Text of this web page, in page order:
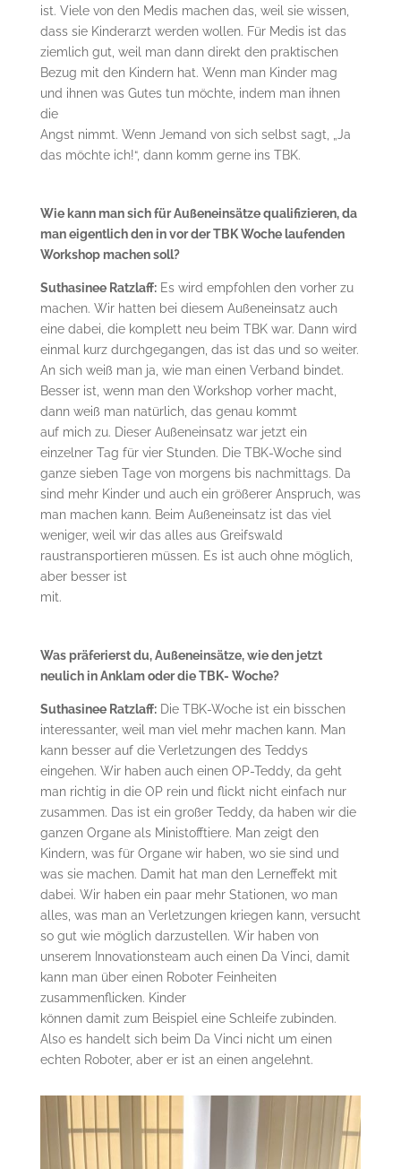
ist. Viele von den Medis machen das, weil sie wissen,
dass sie Kinderarzt werden wollen. Für Medis ist das
ziemlich gut, weil man dann direkt den praktischen
Bezug mit den Kindern hat. Wenn man Kinder mag
und ihnen was Gutes tun möchte, indem man ihnen
die
Angst nimmt. Wenn Jemand von sich selbst sagt, „Ja
das möchte ich!“, dann komm gerne ins TBK.
Wie kann man sich für Außeneinsätze qualifizieren, da
man eigentlich den in vor der TBK Woche laufenden
Workshop machen soll?
Suthasinee Ratzlaff:Es wird empfohlen den vorher zu
machen. Wir hatten bei diesem Außeneinsatz auch
eine dabei, die komplett neu beim TBK war. Dann wird
einmal kurz durchgegangen, das ist das und so weiter.
An sich weiß man ja, wie man einen Verband bindet.
Besser ist, wenn man den Workshop vorher macht,
dann weiß man natürlich, das genau kommt
auf mich zu. Dieser Außeneinsatz war jetzt ein
einzelner Tag für vier Stunden. Die TBK-Woche sind
ganze sieben Tage von morgens bis nachmittags. Da
sind mehr Kinder und auch ein größerer Anspruch, was
man machen kann. Beim Außeneinsatz ist das viel
weniger, weil wir das alles aus Greifswald
raustransportieren müssen. Es ist auch ohne möglich,
aber besser ist
mit.
Was präferierst du, Außeneinsätze, wie den jetzt
neulich in Anklam oder die TBK- Woche?
Suthasinee Ratzlaff:Die TBK-Woche ist ein bisschen
interessanter, weil man viel mehr machen kann. Man
kann besser auf die Verletzungen des Teddys
eingehen. Wir haben auch einen OP-Teddy, da geht
man richtig in die OP rein und flickt nicht einfach nur
zusammen. Das ist ein großer Teddy, da haben wir die
ganzen Organe als Ministofftiere. Man zeigt den
Kindern, was für Organe wir haben, wo sie sind und
was sie machen. Damit hat man den Lerneffekt mit
dabei. Wir haben ein paar mehr Stationen, wo man
alles, was man an Verletzungen kriegen kann, versucht
so gut wie möglich darzustellen. Wir haben von
unserem Innovationsteam auch einen Da Vinci, damit
kann man über einen Roboter Feinheiten
zusammenflicken. Kinder
können damit zum Beispiel eine Schleife zubinden.
Also es handelt sich beim Da Vinci nicht um einen
echten Roboter, aber er ist an einen angelehnt.